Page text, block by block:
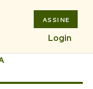
ASSINE
Login